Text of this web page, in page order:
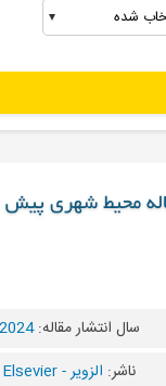
محیط شهری
سال انتشار مقاله:2024
ناشر: الزویر - Elsevier